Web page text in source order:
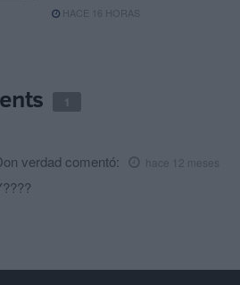
HACE 16 HORAS
1
verdad comentó: hace 12 meses